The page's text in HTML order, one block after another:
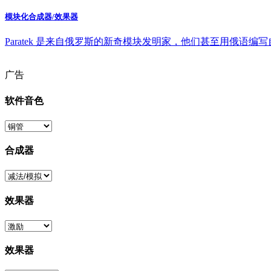
模块化合成器/效果器
Paratek 是来自俄罗斯的新奇模块发明家，他们甚至用俄语编
广告
软件音色
合成器
效果器
效果器